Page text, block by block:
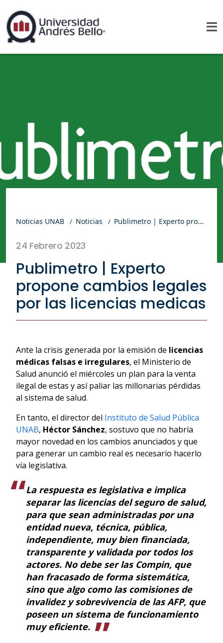
Noticias UNAB Noticias Publimetro | Experto propone cambios legales por las licencias medicas
24 Febrero 2023
Publimetro | Experto
propone cambios legales
por las licencias medicas
Ante la crisis generada por la emisión de licencias
médicas falsas e irregulares, el Ministerio de
Salud anunció el miércoles un plan para la venta
ilegal de estas y así paliar las millonarias pérdidas
al sistema de salud.
En tanto, el director del Instituto de Salud Pública
UNAB, Héctor Sánchez, sostuvo que no habría
mayor novedad en los cambios anunciados y que
para generar un cambio real es necesario hacerlo
vía legislativa.
La respuesta es legislativa e implica
separar las licencias del seguro de salud,
para que sean administradas por una
entidad nueva, técnica, pública,
independiente, muy bien financiada,
transparente y validada por todos los
actores. No debe ser las Compin, que
han fracasado de forma sistemática,
sino que algo como las comisiones de
invalidez y sobrevivencia de las AFP, que
poseen un sistema de funcionamiento
muy eficiente.